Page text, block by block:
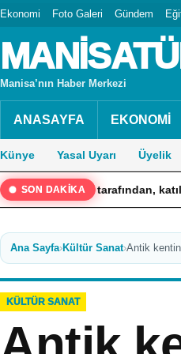
Ekonomi Foto Galeri Gündem
Manisa’nın Haber Merkezi
ANASAYFA EKONOMİ
Künye Yasal Uyarı Üyelik
SON DAKİKAkatıldığı bir
Ana Sayfa›Kültür Sanat›Antik kentin
KÜLTÜR SANAT